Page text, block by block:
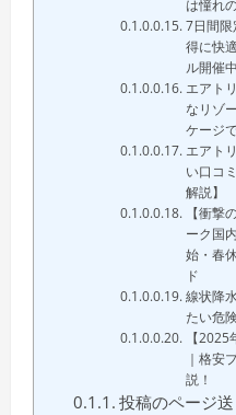
は憧れ
7日間
得に快
ル開催中
エアト
なリゾ
ケージ
エアト
い口コ
解説】
【衝撃
ーク国
始・春
ド
線状降
たい危
【
｜格安
説！
投稿のページ送